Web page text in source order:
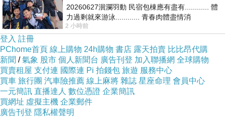
首度延長賽羅斯率先砍進三分彈，隨後賈索更包
圍爐酸菜白肉鍋辦5分，眼看公牛就要取得勝
利，但關鍵16.2秒，湖人希爾砍進20呎遠距離一
擊，雙方又進入2度延長。
▲賈索轉隊後首度返湖人主場，差點就扮演贏球
功臣。（圖／達志影像／美聯社）
20260627洄瀾羽動 民宿包棟應有盡有............ 體
力過剩就來游泳............ 青春肉體盡情消
磨............ 晚餐不必
2 小時前
登入 註冊
PChome首頁 線上購物 24h購物 書店 露天拍賣 比比昂代購
新聞 /氣象 股市 個人新聞台 廣告刊登 加入聯播網 全球購物
買賣租屋 支付連 國際連 Pi 拍錢包 旅遊 服務中心
買車 旅行團 汽車險推薦 線上麻將 雜誌 星座命理 會員中心
一元簡訊 直播達人 數位憑證 企業簡訊
買網址 虛擬主機 企業郵件
廣告刊登 隱私權聲明